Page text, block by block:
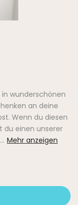
wunderschönen
an deine
Wenn du diesen
du einen unserer
Mehr anzeigen